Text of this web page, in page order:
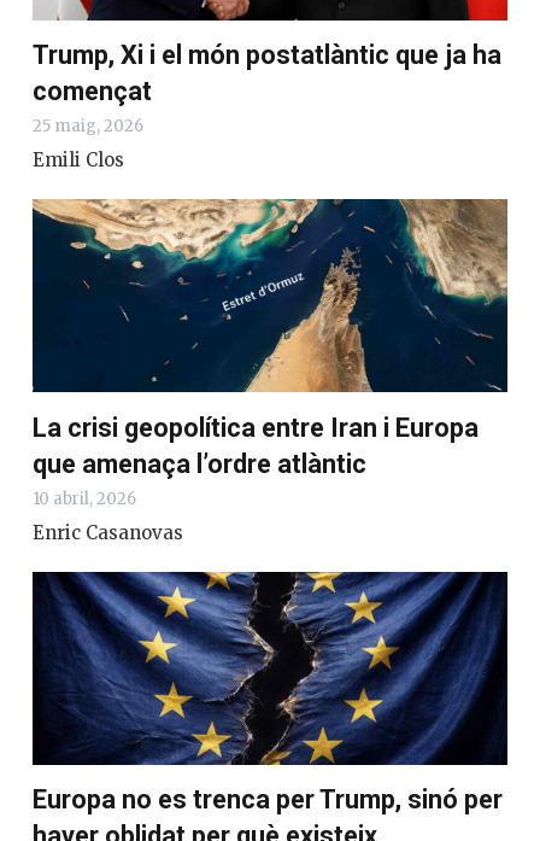
Trump, Xi i el món postatlàntic que ja ha
començat
25 maig, 2026
Emili Clos
La crisi geopolítica entre Iran i Europa
que amenaça l’ordre atlàntic
10 abril, 2026
Enric Casanovas
Europa no es trenca per Trump, sinó per